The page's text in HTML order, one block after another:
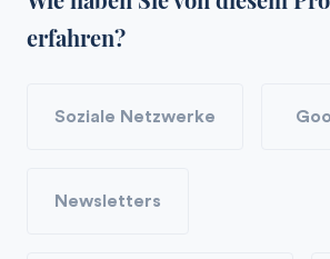
erfahren?
Soziale Netzwerke
Newsletters